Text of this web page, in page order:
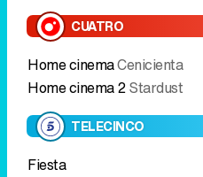
CUATRO
Home cinemaCenicienta
Home cinema 2Stardust
TELECINCO
Fiesta